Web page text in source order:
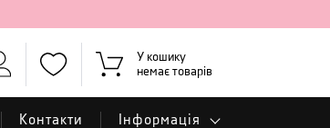
У кошику
немає товарів
Контакти Інформація